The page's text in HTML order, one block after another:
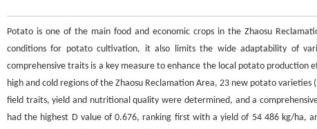
Potato is one of the main food and economic crops in the Zhaosu
conditions for potato cultivation, it also limits the wide adaptability of
comprehensive traits is a key measure to enhance the local potato
high and cold regions of the Zhaosu Reclamation Area, 23 new potato
field traits, yield and nutritional quality were determined, and a
had the highest D value of 0.676, ranking first with a yield of 54 486 kg/ha,